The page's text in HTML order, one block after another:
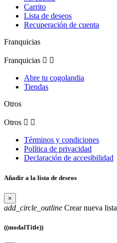
Carrito
Lista de deseos
Recuperación de cuenta
Franquicias
Franquicias  
Abre tu cogolandia
Tiendas
Otros
Otros  
Términos y condiciones
Política de privacidad
Declaración de accesibilidad
Añadir a la lista de deseos
×
add_circle_outline Crear nueva lista
((modalTitle))